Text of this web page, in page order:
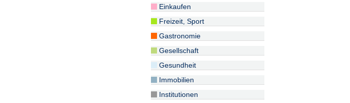
Einkaufen
Freizeit, Sport
Gastronomie
Gesellschaft
Gesundheit
Immobilien
Institutionen